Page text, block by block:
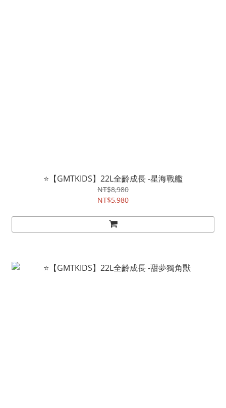
⭐【GMTKIDS】22L全齡成長 -星海戰艦
NT$8,980
NT$5,980